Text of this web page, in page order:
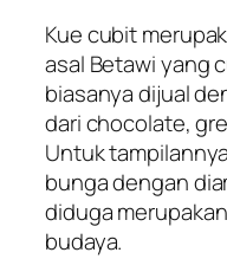
Kue cubit
asal Betawi yang
biasanya dijual
darichocolate,
Untuk
bunga dengan
diduga
budaya.